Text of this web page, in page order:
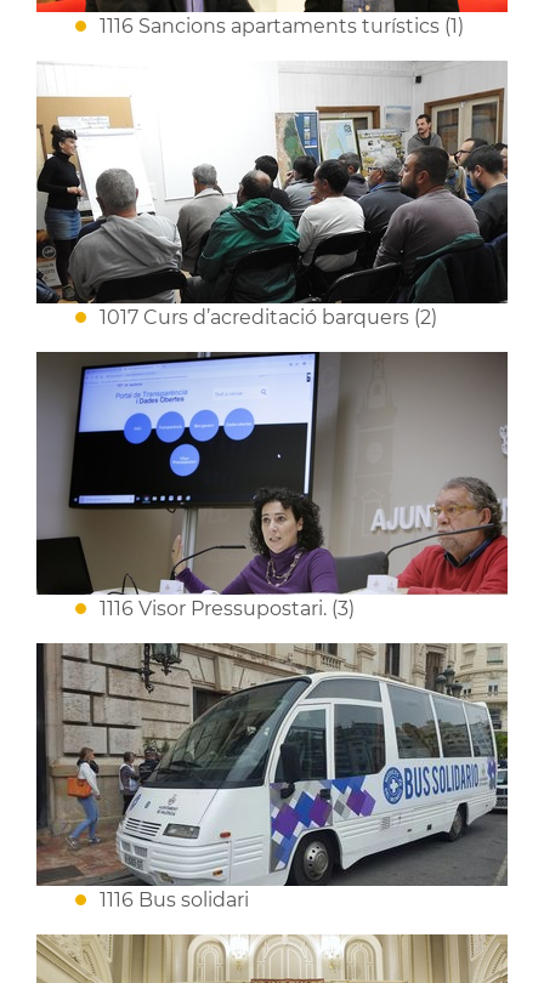
1116 Sancions apartaments turístics (1)
1017 Curs d’acreditació barquers (2)
1116 Visor Pressupostari. (3)
1116 Bus solidari